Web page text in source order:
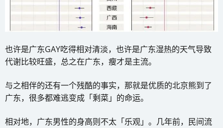
也许是广东GAY吃得相对清淡，也许是广东湿热的天气导致
代谢比较旺盛，总之在广东，瘦才是主流。
与之相伴的还有一个残酷的事实，那就是优质的北京熊到了
广东，很多都难逃变成「剩菜」的命运。
相对地，广东男性的身高则不太「乐观」。几年前，民间流